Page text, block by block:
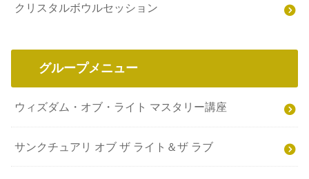
クリスタルボウルセッション
グループメニュー
ウィズダム・オブ・ライト マスタリー講座
サンクチュアリ オブ ザ ライト＆ザ ラブ